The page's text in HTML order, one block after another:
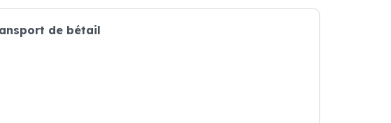
de bétail